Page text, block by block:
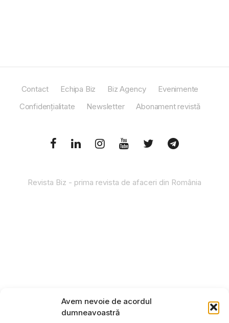
Avem nevoie de acordul
dumneavoastră
Contact Echipa Biz Biz Agency
Evenimente
Confidențialitate
Newsletter Abonament revistă
Revista Biz - prima revista de afaceri din România